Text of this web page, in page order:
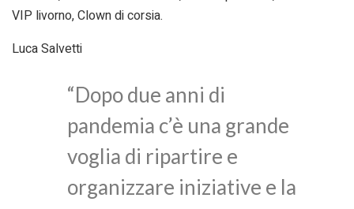
VIP livorno, Clown di corsia.
Luca Salvetti
“Dopo due anni di
pandemia c’è una grande
voglia di ripartire e
organizzare iniziative e la